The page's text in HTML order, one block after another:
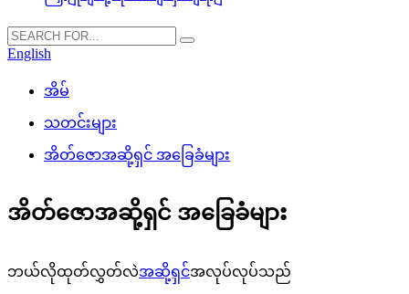
English
အိမ်
သတင်းများ
အိတ်ဇောအဆို့ရှင် အခြေခံများ
အိတ်ဇောအဆို့ရှင် အခြေခံများ
ဘယ်လိုထုတ်လွှတ်လဲအဆို့ရှင်အလုပ်လုပ်သည်